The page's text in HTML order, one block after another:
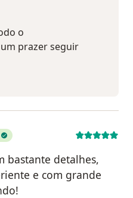
o
prazer seguir
bastante detalhes,
e com grande